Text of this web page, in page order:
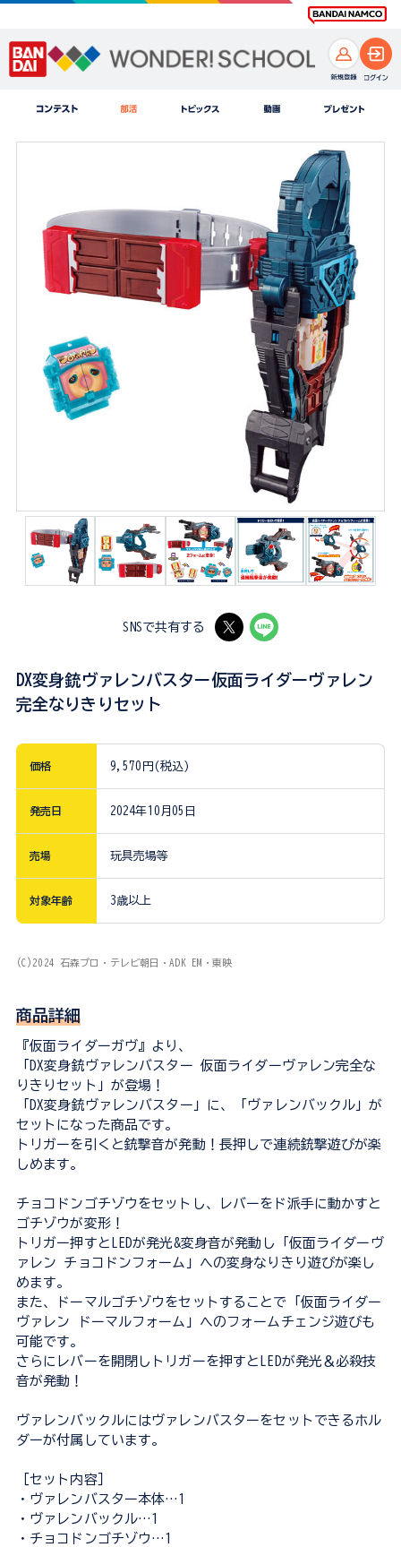
SNSで共有する
DX変身銃ヴァレンバスター仮面ライダーヴァレン
完全なりきりセット
価格 9,570円(税込)
発売日 2024年10月05日
売場 玩具売場等
対象年齢 3歳以上
(C)2024 石森プロ・テレビ朝日・ADK EM・東映
商品詳細
『仮面ライダーガヴ』より、
「DX変身銃ヴァレンバスター 仮面ライダーヴァレン完全な
りきりセット」が登場！
「DX変身銃ヴァレンバスター」に、「ヴァレンバックル」が
セットになった商品です。
トリガーを引くと銃撃音が発動！長押しで連続銃撃遊びが楽
しめます。
チョコドンゴチゾウをセットし、レバーをド派手に動かすと
ゴチゾウが変形！
トリガー押すとLEDが発光&変身音が発動し「仮面ライダーヴ
ァレン チョコドンフォーム」への変身なりきり遊びが楽し
めます。
また、ドーマルゴチゾウをセットすることで「仮面ライダー
ヴァレン ドーマルフォーム」へのフォームチェンジ遊びも
可能です。
さらにレバーを開閉しトリガーを押すとLEDが発光＆必殺技
音が発動！
ヴァレンバックルにはヴァレンバスターをセットできるホル
ダーが付属しています。
［セット内容］
・ヴァレンバスター本体…1
・ヴァレンバックル…1
・チョコドンゴチゾウ…1